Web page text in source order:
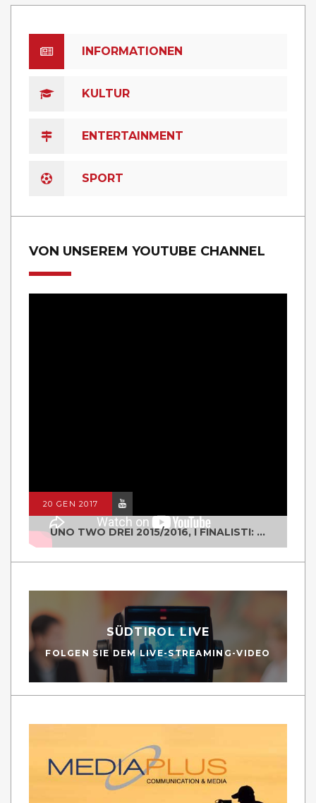
INFORMATIONEN
KULTUR
ENTERTAINMENT
SPORT
VON UNSEREM YOUTUBE CHANNEL
20 GEN 2017
UNO TWO DREI 2015/2016, I FINALISTI: CLASSE IV ALS ISTITUTO "DEGASPERI" BORGO VALSUGANA
SÜDTIROL LIVE
FOLGEN SIE DEM LIVE-STREAMING-VIDEO